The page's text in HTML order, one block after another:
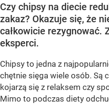
Czy chipsy na diecie
zakaz? Okazuje się, że
całkowicie rezygnować.
eksperci.
Chipsy to jedna z
chętnie sięga wiele osób. Są
kojarzą się z relaksem czy
Mimo to podczas diety